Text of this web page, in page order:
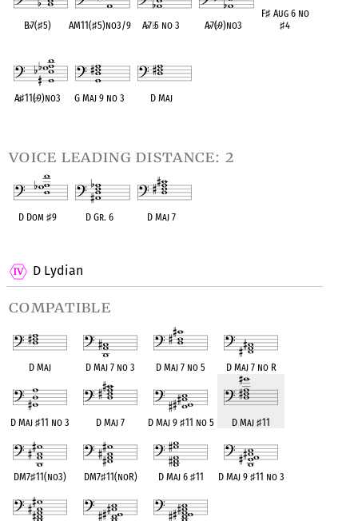
D Lydian
compatible
D Maj D Maj 7 no 3 D Maj 7 no 5 D Maj 7 no R
D Maj♯11 no 3 D Maj 7 D Maj 9 ♯11 no 5 D Maj♯11
DM7♯11(no3) DM7♯11(noR) D Maj 6 ♯11 D Maj 9 ♯11 no 3
B♭7(♯5) AM11(♯5)no3/9 A♭7♭5 no 3 A♭7(♭9)no3
F♯Aug 6 no
♯4
A♭♯11(♭9)no3 G Maj 9 no 3 D Maj
voice leading distance: 2
D Dom ♯9 D Gr. 6 D Maj 7